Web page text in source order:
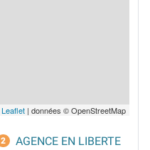
Leaflet | données © OpenStreetMap
2
AGENCE EN LIBERTE